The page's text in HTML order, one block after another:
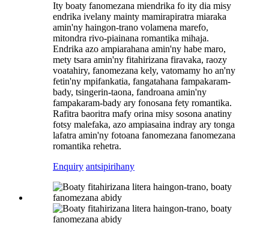
Ity boaty fanomezana miendrika fo ity dia misy
endrika ivelany mainty mamirapiratra miaraka
amin'ny haingon-trano volamena marefo,
mitondra rivo-piainana romantika mihaja.
Endrika azo ampiarahana amin'ny habe maro,
mety tsara amin'ny fitahirizana firavaka, raozy
voatahiry, fanomezana kely, vatomamy ho an'ny
fetin'ny mpifankatia, fangatahana fampakaram-
bady, tsingerin-taona, fandroana amin'ny
fampakaram-bady ary fonosana fety romantika.
Rafitra baoritra mafy orina misy sosona anatiny
fotsy malefaka, azo ampiasaina indray ary tonga
lafatra amin'ny fotoana fanomezana fanomezana
romantika rehetra.
Enquiry antsipirihany